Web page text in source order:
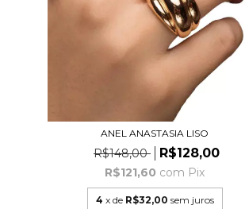
ANEL ANASTASIA LISO
R$148,00 R$128,00
R$121,60 com Pix
4 x de R$32,00 sem juros